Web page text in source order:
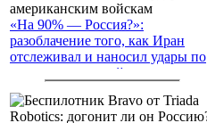
«На 90% — Россия?»:
разоблачение того, как Иран
отслеживал и наносил удары по
американским войскам